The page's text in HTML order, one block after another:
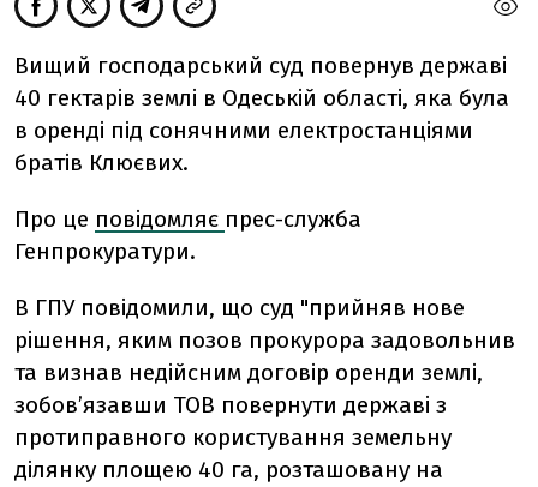
Вищий господарський суд повернув державі
40 гектарів землі в Одеській області, яка була
в оренді під сонячними електростанціями
братів Клюєвих.
Про це повідомляє прес-служба
Генпрокуратури.
В ГПУ повідомили, що суд "прийняв нове
рішення, яким позов прокурора задовольнив
та визнав недійсним договір оренди землі,
зобов’язавши ТОВ повернути державі з
протиправного користування земельну
ділянку площею 40 га, розташовану на